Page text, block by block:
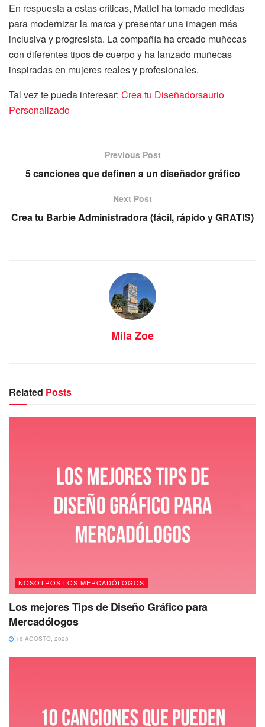
En respuesta a estas críticas, Mattel ha tomado medidas
para modernizar la marca y presentar una imagen más
inclusiva y progresista. La compañía ha creado muñecas
con diferentes tipos de cuerpo y ha lanzado muñecas
inspiradas en mujeres reales y profesionales.
Tal vez te pueda interesar: Crea tu Diseñadorsaurio
Personalizado
Previous Post
5 canciones que definen a un diseñador gráfico
Next Post
Crea tu Barbie Administradora (fácil, rápido y GRATIS)
Mila Zoe
Related Posts
NOSOTROS LOS MERCADÓLOGOS
Los mejores Tips de Diseño Gráfico para
Mercadólogos
16 AGOSTO, 2023